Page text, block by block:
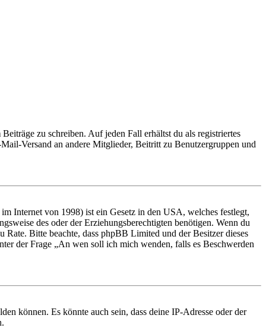
zu schreiben. Auf jeden Fall erhältst du als registriertes
Versand an andere Mitglieder, Beitritt zu Benutzergruppen und
Internet von 1998) ist ein Gesetz in den USA, welches festlegt,
des oder der Erziehungsberechtigten benötigen. Wenn du
Bitte beachte, dass phpBB Limited und der Besitzer dieses
der Frage „An wen soll ich mich wenden, falls es Beschwerden
können. Es könnte auch sein, dass deine IP-Adresse oder der